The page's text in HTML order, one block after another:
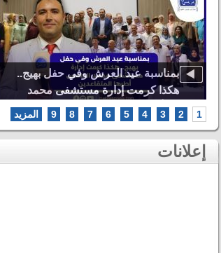
بمناسبة عيد العرش وفي حفل بهيج..
هكذا كرمت إدارة مستشفى محمد
الخامس أطرها المتقاعدين
1
2
3
4
5
6
7
8
9 المزيد